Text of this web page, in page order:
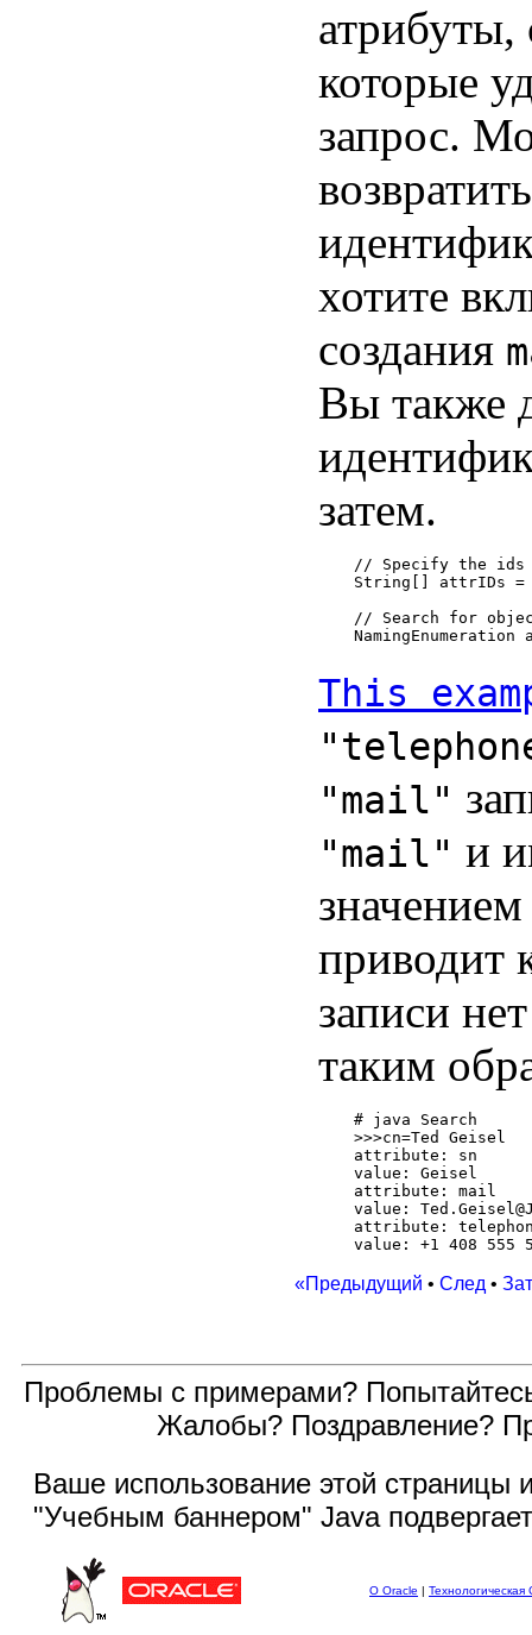
атрибуты,
которые
запрос.
хотите
создания
Вы также
затем.
// Specify the
String[] attrIDs =
// Search for
This
"mail"
"mail" и
приводит
записи
таким
# java Search
>>>cn=Ted Geisel
attribute: sn
value: Geisel
attribute: mail
value:
attribute:
«Предыдущий • След •
Проблемы с примерами?
Жалобы? Поздравление?
Ваше использование этой страницы
"Учебным баннером" Java
О Oracle | Технологическая